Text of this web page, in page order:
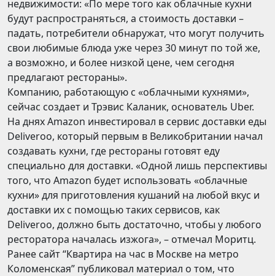
недвижимости: «По мере того как облачные кухни
будут распространяться, а стоимость доставки –
падать, потребители обнаружат, что могут получить
свои любимые блюда уже через 30 минут по той же,
а возможно, и более низкой цене, чем сегодня
предлагают рестораны».
Компанию, работающую с «облачными кухнями»,
сейчас создает и Трэвис Каланик, основатель Uber.
На днях Amazon инвестировал в сервис доставки еды
Deliveroo, который первым в Великобритании начал
создавать кухни, где рестораны готовят еду
специально для доставки. «Одной лишь перспективы
того, что Amazon будет использовать «облачные
кухни» для приготовления кушаний на любой вкус и
доставки их с помощью таких сервисов, как
Deliveroo, должно быть достаточно, чтобы у любого
ресторатора началась изжога», – отмечал Моритц.
Ранее сайт “Квартира на час в Москве на метро
Коломенская” публиковал материал о том, что